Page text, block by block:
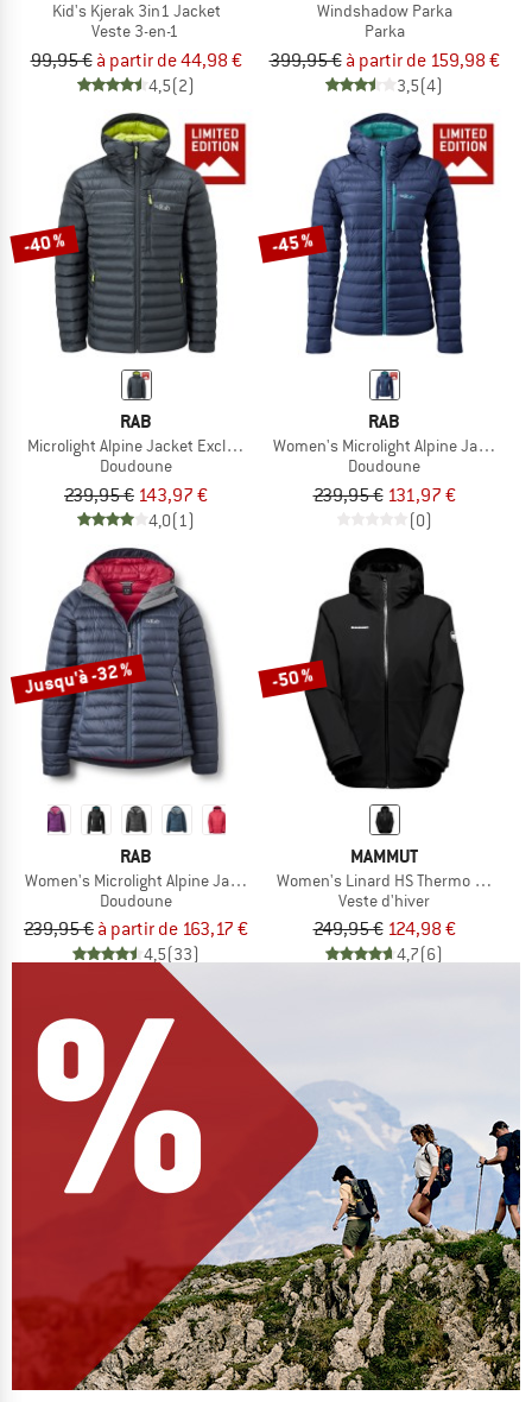
Kid's Kjerak 3in1 Jacket
Veste 3-en-1
99,95 € à partir de 44,98 €
4,5(2)
Windshadow Parka
Parka
399,95 € à partir de 159,98 €
3,5(4)
-40 %
RAB
Microlight Alpine Jacket Exclusive
Doudoune
239,95 € 143,97 €
4,0(1)
-45 %
RAB
Women's Microlight Alpine Jacket
Doudoune
239,95 € 131,97 €
(0)
Jusqu'à -32 %
RAB
Women's Microlight Alpine Jacket
Doudoune
239,95 € à partir de 163,17 €
4,5(33)
-50 %
MAMMUT
Women's Linard HS Thermo
Veste d'hiver
249,95 € 124,98 €
4,7(6)